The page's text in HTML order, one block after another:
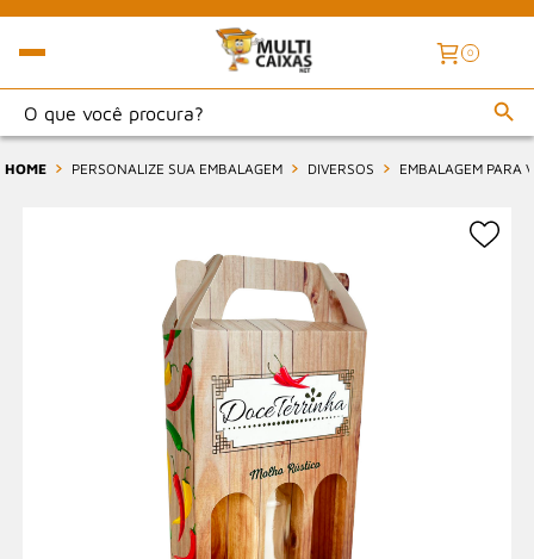
0
HOME PERSONALIZE SUA EMBALAGEM DIVERSOS EMBALAGEM PARA